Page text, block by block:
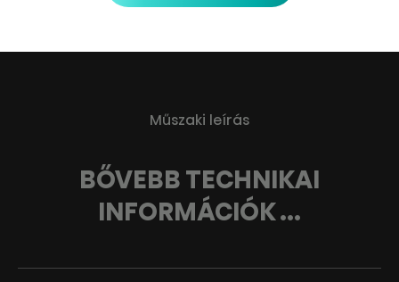
Műszaki leírás
BŐVEBB TECHNIKAI
INFORMÁCIÓK ...